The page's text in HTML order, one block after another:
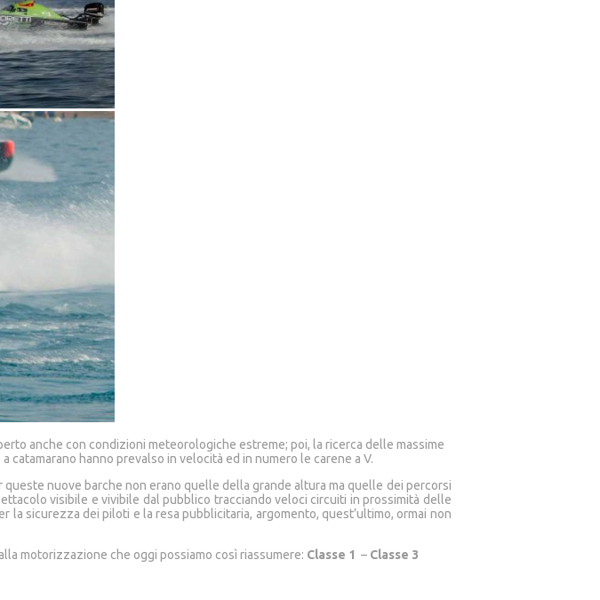
anche con condizioni meteorologiche estreme; poi, la ricerca delle massime
hanno prevalso in velocità ed in numero le carene a V.
nuove barche non erano quelle della grande altura ma quelle dei percorsi
visibile e vivibile dal pubblico tracciando veloci circuiti in prossimità delle
sicurezza dei piloti e la resa pubblicitaria, argomento, quest’ultimo, ormai non
motorizzazione che oggi possiamo così riassumere: Classe 1 – Classe 3